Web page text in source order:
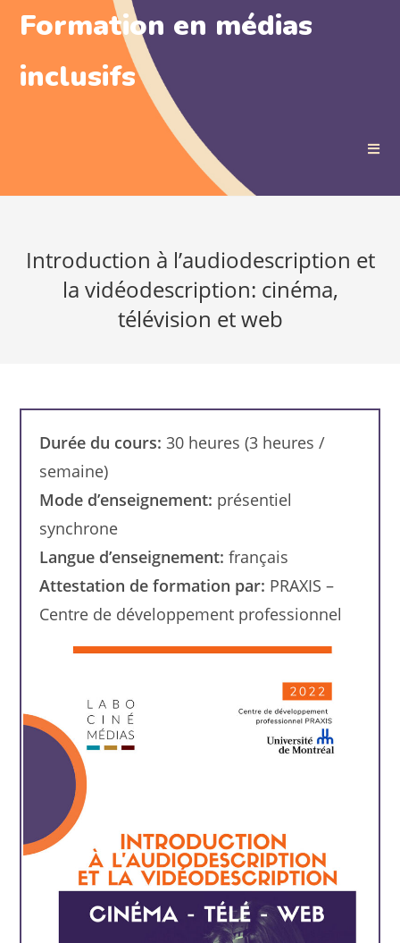
Formation en médias
inclusifs
Introduction à l’audiodescription et
la vidéodescription: cinéma,
télévision et web
Durée du cours: 30 heures (3 heures /
semaine)
Mode d’enseignement: présentiel
synchrone
Langue d’enseignement: français
Attestation de formation par: PRAXIS –
Centre de développement professionnel